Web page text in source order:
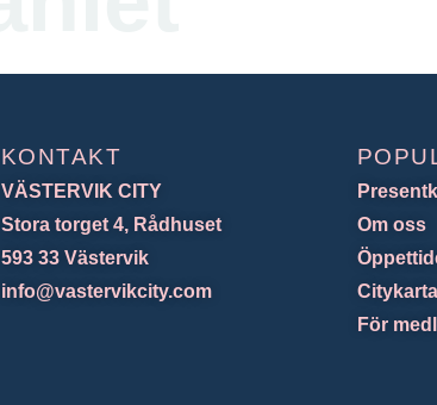
KONTAKT
VÄSTERVIK CITY
Stora torget 4, Rådhuset
593 33 Västervik
info@vastervikcity.com
Om oss
Citykarta
För